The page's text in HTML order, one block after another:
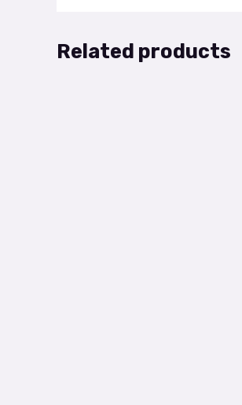
Related products